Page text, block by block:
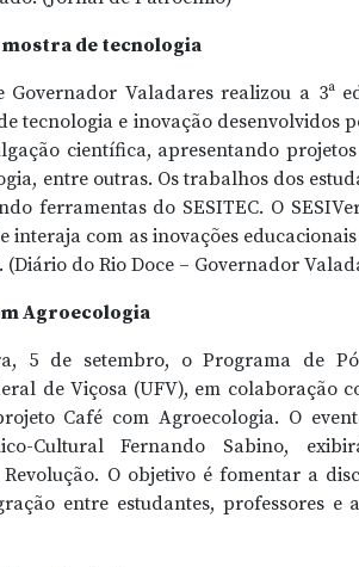
de tecnologia
Governador Valadares realizou a 3ª
tecnologia e inovação desenvolvidos
científica, apresentando
entre outras. Os trabalhos dos
ferramentas do SESITEC. O
interaja com as inovações
(Diário do Rio Doce – Governador
Agroecologia
5 de setembro, o Programa de
de Viçosa (UFV), em colaboração
Café com Agroecologia. O
Cultural Fernando Sabino,
O objetivo é fomentar a
entre estudantes, professores e